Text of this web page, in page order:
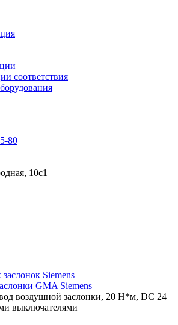
соответствия
80
10с1
Siemens
GMA Siemens
воздушной заслонки, 20 Н*м, DC 24
выключателями